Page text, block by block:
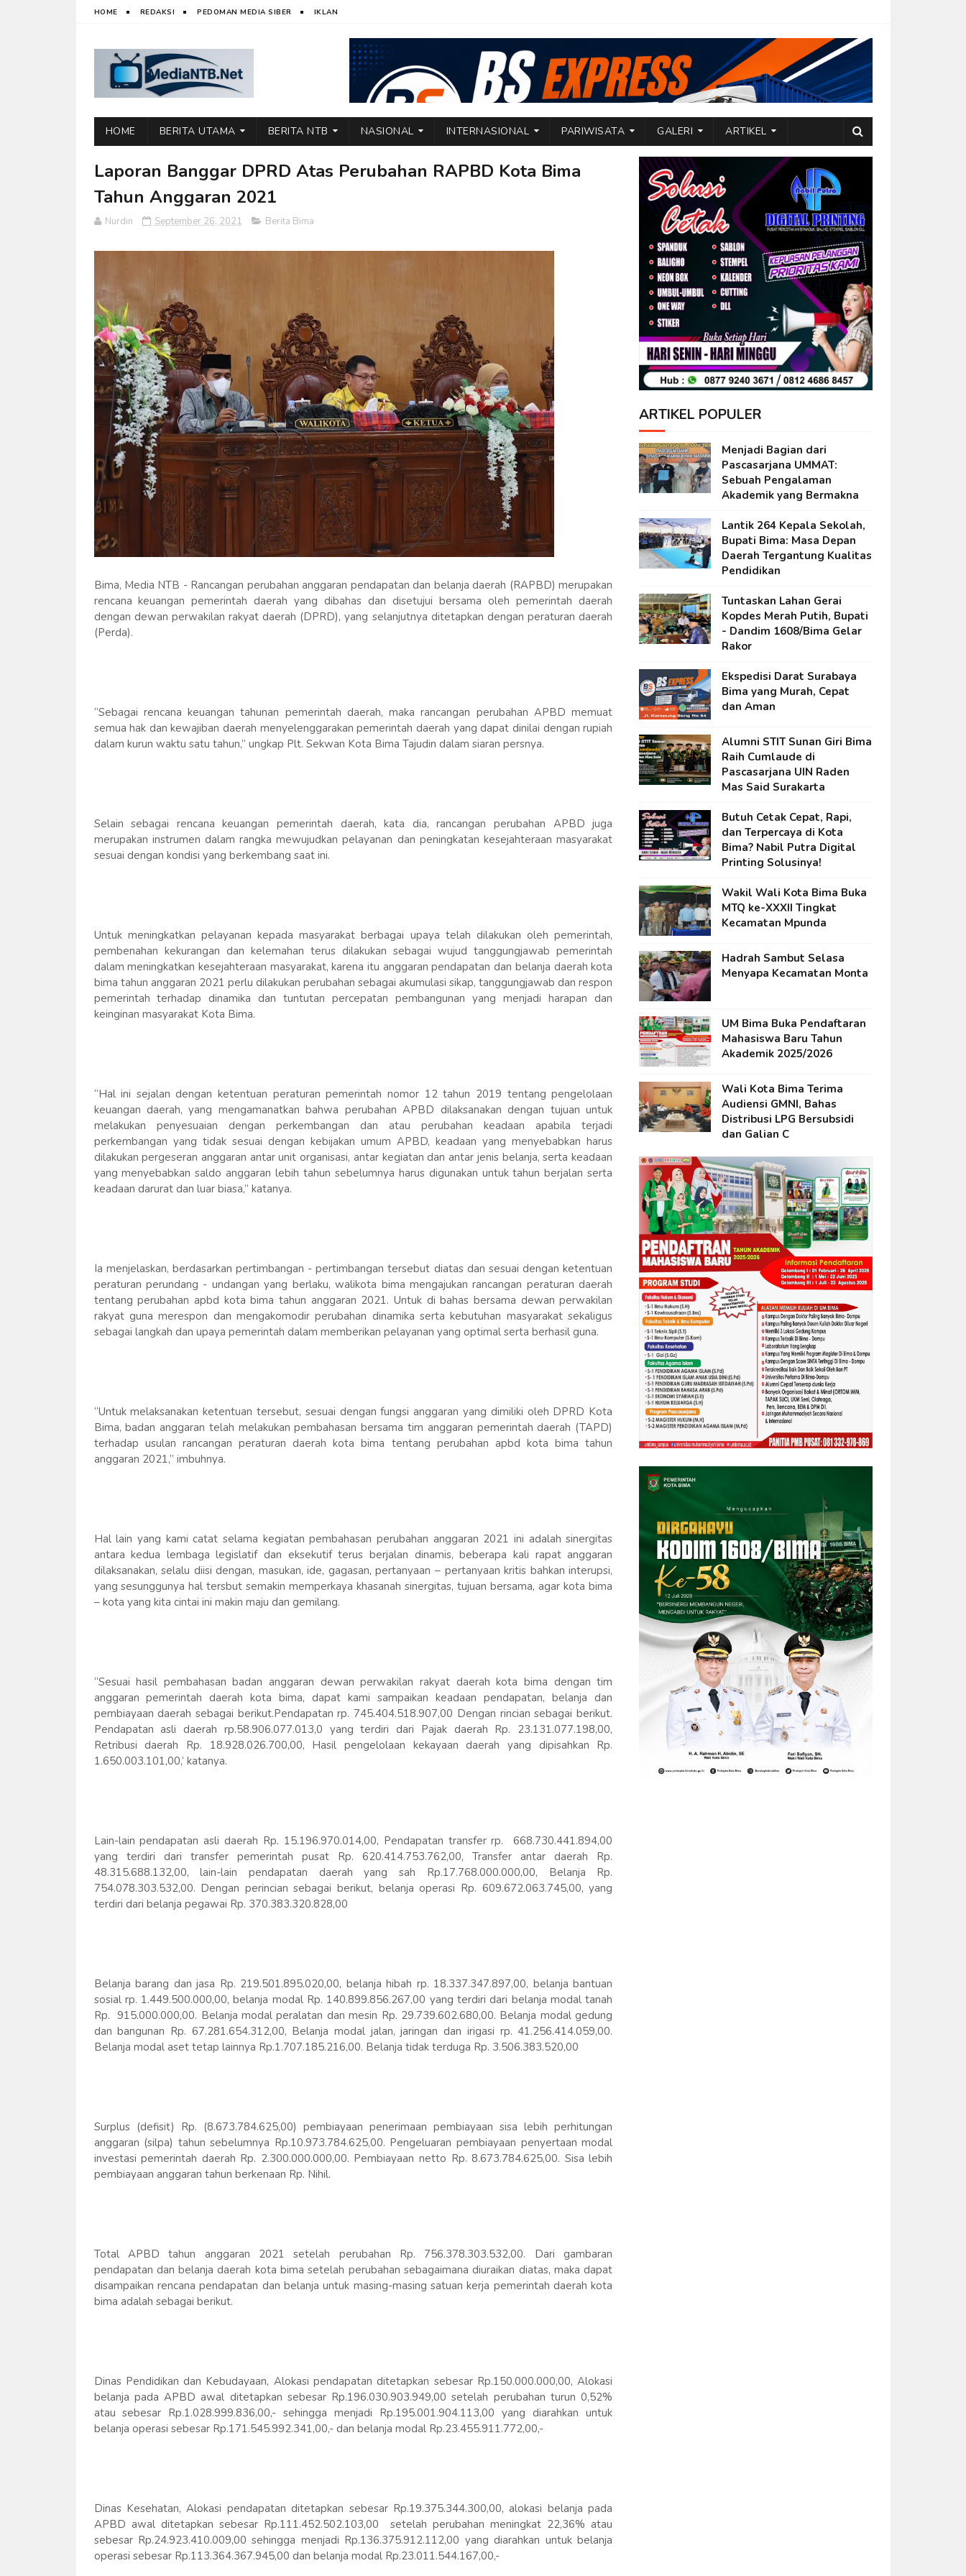
HOME REDAKSI PEDOMAN MEDIA SIBER IKLAN
HOME BERITA UTAMA BERITA NTB NASIONAL INTERNASIONAL PARIWISATA GALERI ARTIKEL
Laporan Banggar DPRD Atas Perubahan RAPBD Kota Bima
Tahun Anggaran 2021
Nurdin September 26, 2021 Berita Bima
Bima, Media NTB - Rancangan perubahan anggaran pendapatan dan belanja daerah (RAPBD) merupakan
rencana keuangan pemerintah daerah yang dibahas dan disetujui bersama oleh pemerintah daerah
dengan dewan perwakilan rakyat daerah (DPRD), yang selanjutnya ditetapkan dengan peraturan daerah
(Perda).
“Sebagai rencana keuangan tahunan pemerintah daerah, maka rancangan perubahan APBD memuat
semua hak dan kewajiban daerah menyelenggarakan pemerintah daerah yang dapat dinilai dengan rupiah
dalam kurun waktu satu tahun,” ungkap Plt. Sekwan Kota Bima Tajudin dalam siaran persnya.
Selain sebagai rencana keuangan pemerintah daerah, kata dia, rancangan perubahan APBD juga
merupakan instrumen dalam rangka mewujudkan pelayanan dan peningkatan kesejahteraan masyarakat
sesuai dengan kondisi yang berkembang saat ini.
Untuk meningkatkan pelayanan kepada masyarakat berbagai upaya telah dilakukan oleh pemerintah,
pembenahan kekurangan dan kelemahan terus dilakukan sebagai wujud tanggungjawab pemerintah
dalam meningkatkan kesejahteraan masyarakat, karena itu anggaran pendapatan dan belanja daerah kota
bima tahun anggaran 2021 perlu dilakukan perubahan sebagai akumulasi sikap, tanggungjawab dan respon
pemerintah terhadap dinamika dan tuntutan percepatan pembangunan yang menjadi harapan dan
keinginan masyarakat Kota Bima.
“Hal ini sejalan dengan ketentuan peraturan pemerintah nomor 12 tahun 2019 tentang pengelolaan
keuangan daerah, yang mengamanatkan bahwa perubahan APBD dilaksanakan dengan tujuan untuk
melakukan penyesuaian dengan perkembangan dan atau perubahan keadaan apabila terjadi
perkembangan yang tidak sesuai dengan kebijakan umum APBD, keadaan yang menyebabkan harus
dilakukan pergeseran anggaran antar unit organisasi, antar kegiatan dan antar jenis belanja, serta keadaan
yang menyebabkan saldo anggaran lebih tahun sebelumnya harus digunakan untuk tahun berjalan serta
keadaan darurat dan luar biasa,” katanya.
Ia menjelaskan, berdasarkan pertimbangan - pertimbangan tersebut diatas dan sesuai dengan ketentuan
peraturan perundang - undangan yang berlaku, walikota bima mengajukan rancangan peraturan daerah
tentang perubahan apbd kota bima tahun anggaran 2021. Untuk di bahas bersama dewan perwakilan
rakyat guna merespon dan mengakomodir perubahan dinamika serta kebutuhan masyarakat sekaligus
sebagai langkah dan upaya pemerintah dalam memberikan pelayanan yang optimal serta berhasil guna.
“Untuk melaksanakan ketentuan tersebut, sesuai dengan fungsi anggaran yang dimiliki oleh DPRD Kota
Bima, badan anggaran telah melakukan pembahasan bersama tim anggaran pemerintah daerah (TAPD)
terhadap usulan rancangan peraturan daerah kota bima tentang perubahan apbd kota bima tahun
anggaran 2021,” imbuhnya.
Hal lain yang kami catat selama kegiatan pembahasan perubahan anggaran 2021 ini adalah sinergitas
antara kedua lembaga legislatif dan eksekutif terus berjalan dinamis, beberapa kali rapat anggaran
dilaksanakan, selalu diisi dengan, masukan, ide, gagasan, pertanyaan – pertanyaan kritis bahkan interupsi,
yang sesunggunya hal tersbut semakin memperkaya khasanah sinergitas, tujuan bersama, agar kota bima
– kota yang kita cintai ini makin maju dan gemilang.
“Sesuai hasil pembahasan badan anggaran dewan perwakilan rakyat daerah kota bima dengan tim
anggaran pemerintah daerah kota bima, dapat kami sampaikan keadaan pendapatan, belanja dan
pembiayaan daerah sebagai berikut.Pendapatan rp. 745.404.518.907,00 Dengan rincian sebagai berikut.
Pendapatan asli daerah rp.58.906.077.013,0 yang terdiri dari Pajak daerah Rp. 23.131.077.198,00,
Retribusi daerah Rp. 18.928.026.700,00, Hasil pengelolaan kekayaan daerah yang dipisahkan Rp.
1.650.003.101,00,’ katanya.
Lain-lain pendapatan asli daerah Rp. 15.196.970.014,00, Pendapatan transfer rp. 668.730.441.894,00
yang terdiri dari transfer pemerintah pusat Rp. 620.414.753.762,00, Transfer antar daerah Rp.
48.315.688.132,00, lain-lain pendapatan daerah yang sah Rp.17.768.000.000,00, Belanja Rp.
754.078.303.532,00. Dengan perincian sebagai berikut, belanja operasi Rp. 609.672.063.745,00, yang
terdiri dari belanja pegawai Rp. 370.383.320.828,00
Belanja barang dan jasa Rp. 219.501.895.020,00, belanja hibah rp. 18.337.347.897,00, belanja bantuan
sosial rp. 1.449.500.000,00, belanja modal Rp. 140.899.856.267,00 yang terdiri dari belanja modal tanah
Rp. 915.000.000,00. Belanja modal peralatan dan mesin Rp. 29.739.602.680,00. Belanja modal gedung
dan bangunan Rp. 67.281.654.312,00, Belanja modal jalan, jaringan dan irigasi rp. 41.256.414.059,00.
Belanja modal aset tetap lainnya Rp.1.707.185.216,00. Belanja tidak terduga Rp. 3.506.383.520,00
Surplus (defisit) Rp. (8.673.784.625,00) pembiayaan penerimaan pembiayaan sisa lebih perhitungan
anggaran (silpa) tahun sebelumnya Rp.10.973.784.625,00. Pengeluaran pembiayaan penyertaan modal
investasi pemerintah daerah Rp. 2.300.000.000,00. Pembiayaan netto Rp. 8.673.784.625,00. Sisa lebih
pembiayaan anggaran tahun berkenaan Rp. Nihil.
Total APBD tahun anggaran 2021 setelah perubahan Rp. 756.378.303.532,00. Dari gambaran
pendapatan dan belanja daerah kota bima setelah perubahan sebagaimana diuraikan diatas, maka dapat
disampaikan rencana pendapatan dan belanja untuk masing-masing satuan kerja pemerintah daerah kota
bima adalah sebagai berikut.
Dinas Pendidikan dan Kebudayaan, Alokasi pendapatan ditetapkan sebesar Rp.150.000.000,00, Alokasi
belanja pada APBD awal ditetapkan sebesar Rp.196.030.903.949,00 setelah perubahan turun 0,52%
atau sebesar Rp.1.028.999.836,00,- sehingga menjadi Rp.195.001.904.113,00 yang diarahkan untuk
belanja operasi sebesar Rp.171.545.992.341,00,- dan belanja modal Rp.23.455.911.772,00,-
Dinas Kesehatan, Alokasi pendapatan ditetapkan sebesar Rp.19.375.344.300,00, alokasi belanja pada
APBD awal ditetapkan sebesar Rp.111.452.502.103,00 setelah perubahan meningkat 22,36% atau
sebesar Rp.24.923.410.009,00 sehingga menjadi Rp.136.375.912.112,00 yang diarahkan untuk belanja
operasi sebesar Rp.113.364.367.945,00 dan belanja modal Rp.23.011.544.167,00,-
ARTIKEL POPULER
Menjadi Bagian dari
Pascasarjana UMMAT:
Sebuah Pengalaman
Akademik yang Bermakna
Lantik 264 Kepala Sekolah,
Bupati Bima: Masa Depan
Daerah Tergantung Kualitas
Pendidikan
Tuntaskan Lahan Gerai
Kopdes Merah Putih, Bupati
- Dandim 1608/Bima Gelar
Rakor
Ekspedisi Darat Surabaya
Bima yang Murah, Cepat
dan Aman
Alumni STIT Sunan Giri Bima
Raih Cumlaude di
Pascasarjana UIN Raden
Mas Said Surakarta
Butuh Cetak Cepat, Rapi,
dan Terpercaya di Kota
Bima? Nabil Putra Digital
Printing Solusinya!
Wakil Wali Kota Bima Buka
MTQ ke-XXXII Tingkat
Kecamatan Mpunda
Hadrah Sambut Selasa
Menyapa Kecamatan Monta
UM Bima Buka Pendaftaran
Mahasiswa Baru Tahun
Akademik 2025/2026
Wali Kota Bima Terima
Audiensi GMNI, Bahas
Distribusi LPG Bersubsidi
dan Galian C